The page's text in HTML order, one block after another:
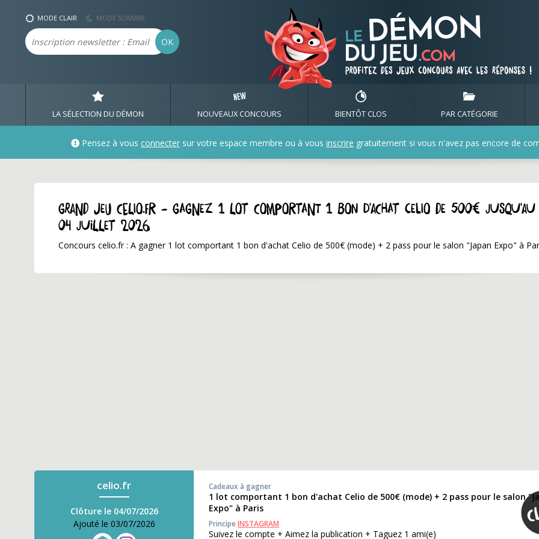
MODE CLAIR MODE SOMBRE
Email OK
LA SÉLECTION DU DÉMON NOUVEAUX CONCOURS BIENTÔT CLOS PAR CATÉGORIE
Pensez à vous connecter sur votre espace membre ou à vous inscrire gratuitement si vous n'avez pas encore de
GRAND JEU celio.fr - Gagnez 1 lot comportant 1 bon d'achat Celio de 500€ jusqu'au
04 juillet 2026
Concours celio.fr : A gagner 1 lot comportant 1 bon d'achat Celio de 500€ (mode) + 2 pass pour le salon "Japan Expo" à
celio.fr
Clôture le 04/07/2026
Ajouté le 03/07/2026
Cadeaux à gagner
1 lot comportant 1 bon d'achat Celio de 500€ (mode) + 2 pass pour le salon
Expo" à Paris
PrincipeINSTAGRAM
Suivez le compte + Aimez la publication + Taguez 1 ami(e)